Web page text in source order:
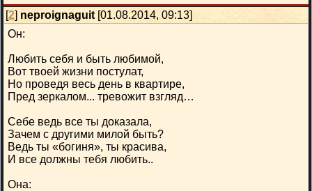
[2] neproignaguit [01.08.2014, 09:13]
Он:
Любить себя и быть любимой,
Вот твоей жизни постулат,
Но проведя весь день в квартире,
Пред зеркалом... тревожит взгляд…
Себе ведь все ты доказала,
Зачем с другими милой быть?
Ведь ты «богиня», ты красива,
И все должны тебя любить..
Она: